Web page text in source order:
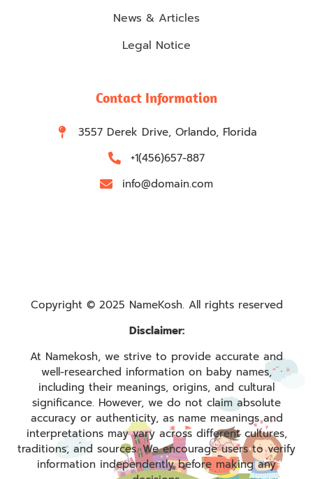
News & Articles
Legal Notice
Contact Information
3557 Derek Drive, Orlando, Florida
+1(456)657-887
info@domain.com
Copyright © 2025 NameKosh. All rights reserved
Disclaimer:
At Namekosh, we strive to provide accurate and
well-researched information on baby names,
including their meanings, origins, and cultural
significance. However, we do not claim absolute
accuracy or authenticity, as name meanings and
interpretations may vary across different cultures,
traditions, and sources. We encourage users to verify
information independently before making any